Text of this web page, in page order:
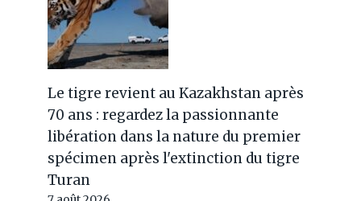
Le tigre revient au Kazakhstan après
70 ans : regardez la passionnante
libération dans la nature du premier
spécimen après l'extinction du tigre
Turan